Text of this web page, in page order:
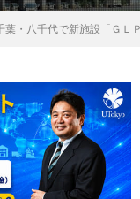
葉・八千代で新施設「Ｇ